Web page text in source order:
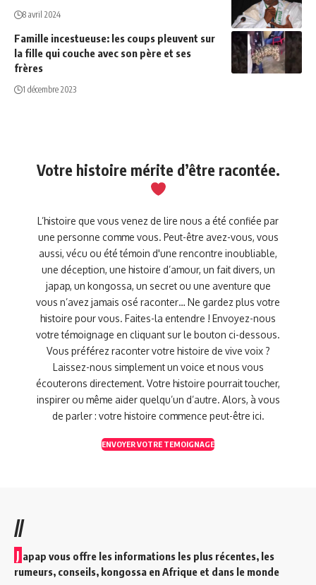
8 avril 2024
Famille incestueuse: les coups pleuvent sur
la fille qui couche avec son père et ses
frères
1 décembre 2023
Votre histoire mérite d’être racontée.
L’histoire que vous venez de lire nous a été confiée par
une personne comme vous. Peut-être avez-vous, vous
aussi, vécu ou été témoin d'une rencontre inoubliable,
une déception, une histoire d’amour, un fait divers, un
japap, un kongossa, un secret ou une aventure que
vous n’avez jamais osé raconter… Ne gardez plus votre
histoire pour vous. Faites-la entendre ! Envoyez-nous
votre témoignage en cliquant sur le bouton ci-dessous.
Vous préférez raconter votre histoire de vive voix ?
Laissez-nous simplement un voice et nous vous
écouterons directement. Votre histoire pourrait toucher,
inspirer ou même aider quelqu’un d’autre. Alors, à vous
de parler : votre histoire commence peut-être ici.
ENVOYER VOTRE TEMOIGNAGE
//
J apap vous offre les informations les plus récentes, les
rumeurs, conseils, kongossa en Afrique et dans le monde